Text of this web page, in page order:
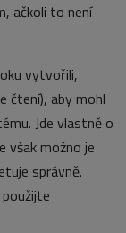
ačkoli to není
vytvořili,
čtení), aby mohl
Jde vlastně o
však možno je
správně.